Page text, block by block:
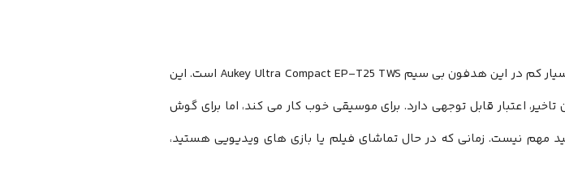
یکی از مواردی که قابل ذکر است تأخیر بسیار کم در این هدفون بی سیم Aukey Ultra Compact EP-T25 TWS است. این
اعتبار قابل توجهی دارد. برای موسیقی خوب کار می کند، اما برای گوش
مهم نیست. زمانی که در حال تماشای فیلم یا بازی ‌های ویدیویی هستید،